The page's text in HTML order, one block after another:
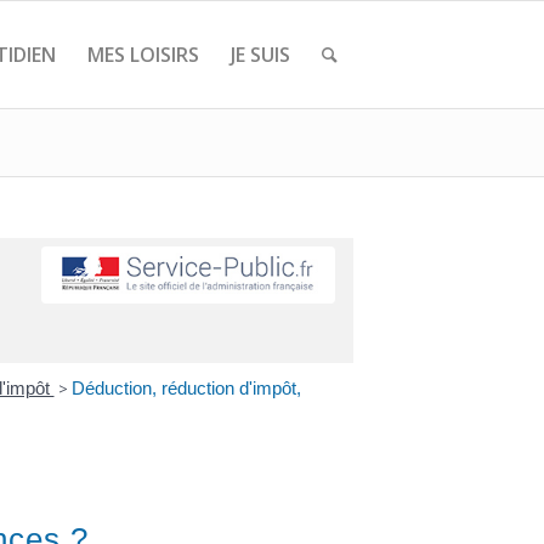
MES LOISIRS JE SUIS
> Déduction, réduction d'impôt,